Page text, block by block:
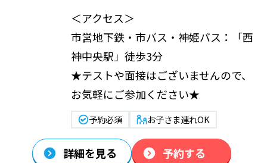
＜アクセス＞
市営地下鉄・市バス・神姫バス：「西
神中央駅」徒歩3分
★テストや面接はございませんので、
お気軽にご参加ください★
予約必須 お子さま連れOK
詳細を見る 予約する